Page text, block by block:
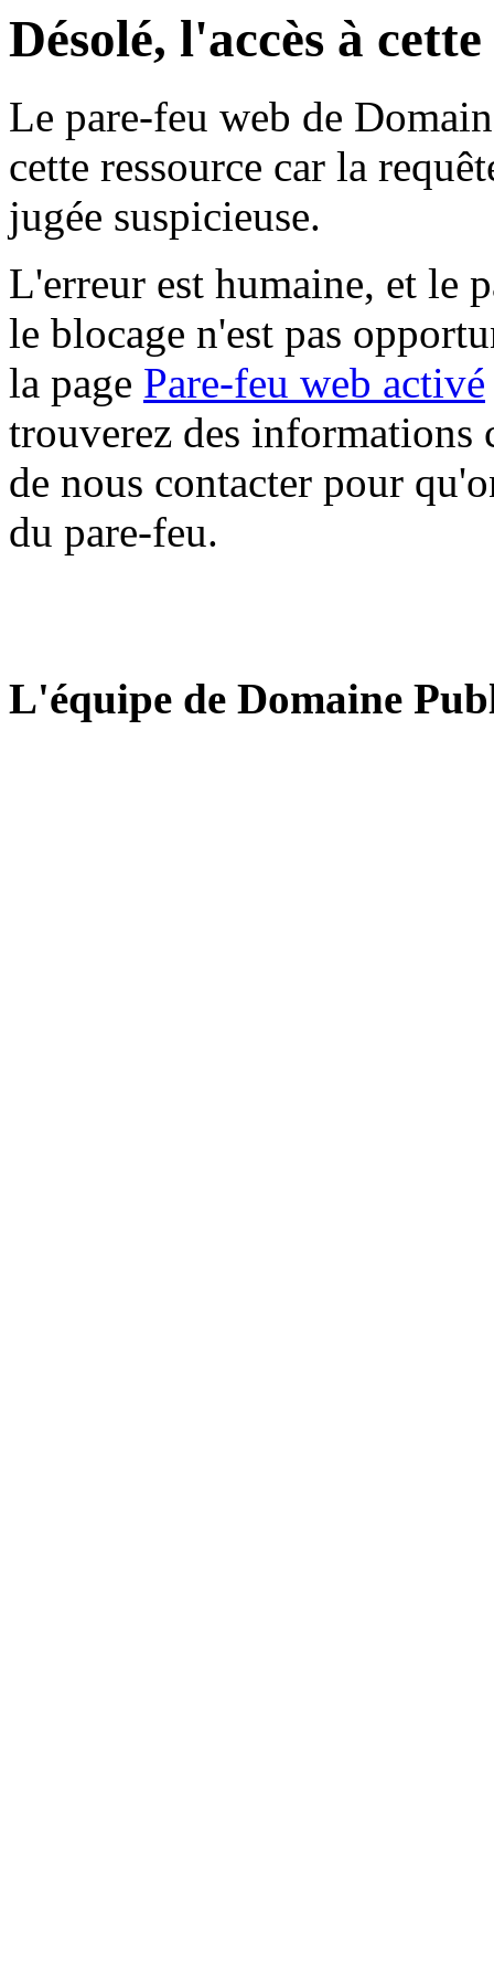
Désolé, l'accès à
Le pare-feu web de
cette ressource car la
jugée suspicieuse.
L'erreur est humaine, et le
le blocage n'est pas
la page Pare-feu web activé
trouverez des informations
de nous contacter pour
du pare-feu.
L'équipe de Domaine